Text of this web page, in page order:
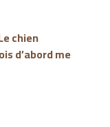
chien
d’abord me